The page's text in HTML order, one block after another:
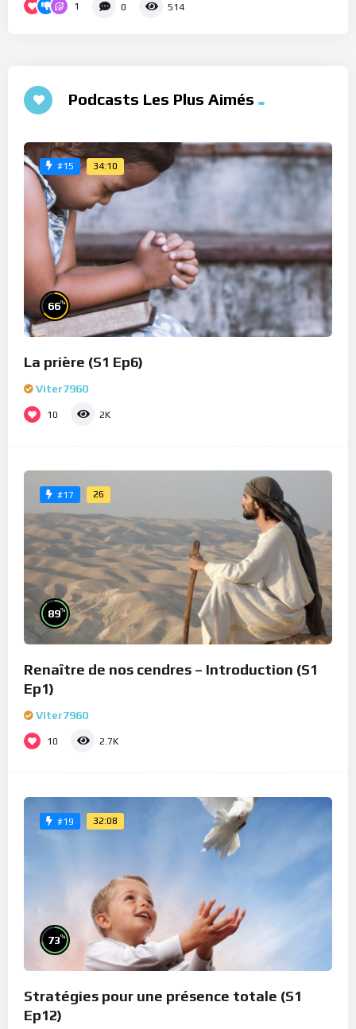
1 0 514
Podcasts Les Plus Aimés
#15 34:10
66%
La prière (S1 Ep6)
Viter7960
10 2K
#17 26
89%
Renaître de nos cendres – Introduction (S1
Ep1)
Viter7960
10 2.7K
#19 32:08
73%
Stratégies pour une présence totale (S1
Ep12)